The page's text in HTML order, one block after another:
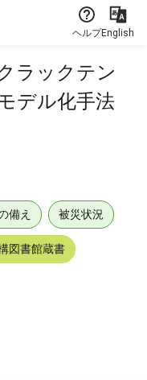
ヘルプEnglish
ラックテン
デル化手法
備え 被災状況
図書館蔵書